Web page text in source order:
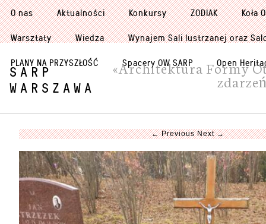
O nas Aktualności Konkursy ZODIAK Koła
Warsztaty Wiedza Wynajem Sali lustrzanej oraz
PLANY NA PRZYSZŁOŚĆ Spacery OW SARP Open
SARP
WARSZAWA
«Architektura Formy
← Previous Next →